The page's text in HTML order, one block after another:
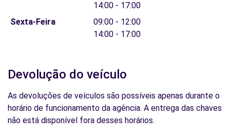
14:00 - 17:00
Sexta-Feira
09:00 - 12:00
14:00 - 17:00
Devolução do veículo
As devoluções de veículos são possíveis apenas durante o
horário de funcionamento da agência. A entrega das chaves
não está disponível fora desses horários.